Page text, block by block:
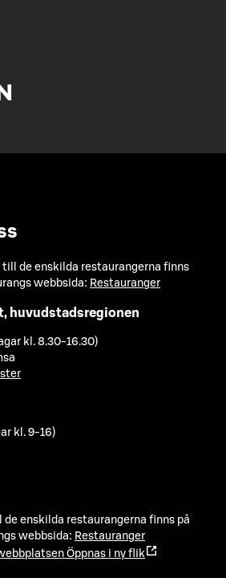
de enskilda restaurangerna finns
webbsida: Restauranger
huvudstadsregionen
kl. 8.30-16.30)
kl. 9-16)
de enskilda restaurangerna finns på
webbsida: Restauranger
Öppnas i ny flik